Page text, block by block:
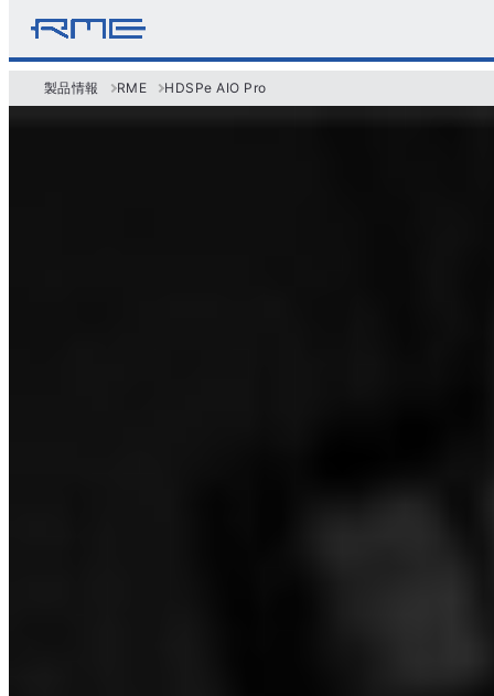
製品情報 RME HDSPe AIO Pro